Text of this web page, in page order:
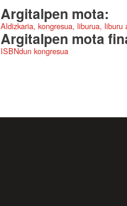
Argitalpen mota:
Aldizkaria, kongresua, liburua,
Argitalpen mota
ISBNdun kongresua